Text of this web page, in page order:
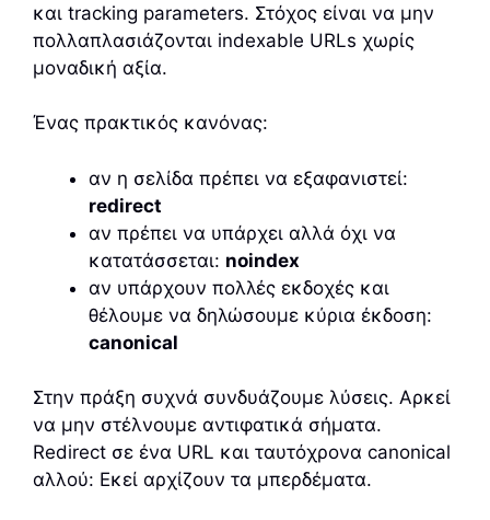
και tracking parameters. Στόχος είναι να μην
πολλαπλασιάζονται indexable URLs χωρίς
μοναδική αξία.
Ένας πρακτικός κανόνας:
αν η σελίδα πρέπει να εξαφανιστεί:
redirect
αν πρέπει να υπάρχει αλλά όχι να
κατατάσσεται: noindex
αν υπάρχουν πολλές εκδοχές και
θέλουμε να δηλώσουμε κύρια έκδοση:
canonical
Στην πράξη συχνά συνδυάζουμε λύσεις. Αρκεί
να μην στέλνουμε αντιφατικά σήματα.
Redirect σε ένα URL και ταυτόχρονα canonical
αλλού: Εκεί αρχίζουν τα μπερδέματα.